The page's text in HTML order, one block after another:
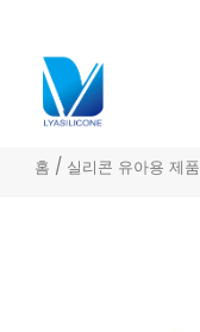
홈 / 실리콘 유아용 제품